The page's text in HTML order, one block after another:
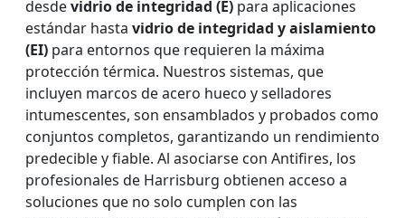
desdevidrio de integridad (E) para aplicaciones
estándar hasta vidrio de integridad y aislamiento
(EI) para entornos que requieren la máxima
protección térmica. Nuestros sistemas, que
incluyen marcos de acero hueco y selladores
intumescentes, son ensamblados y probados como
conjuntos completos, garantizando un rendimiento
predecible y fiable. Al asociarse con Antifires, los
profesionales de Harrisburg obtienen acceso a
soluciones que no solo cumplen con las